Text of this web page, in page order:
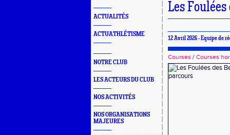
ACTUALITÉS
ACTUATHLÉTISME
NOTRE CLUB
LES ACTEURS DU CLUB
NOS ACTIVITÉS
NOS ORGANISATIONS
MAJEURES
Les
12 Avril 2026 - Equipe de
Courses / Courses